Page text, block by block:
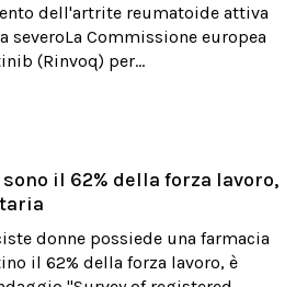
dell'artrite reumatoide attiva
severoLa Commissione europea
(Rinvoq) per...
il 62% della forza lavoro,
donne possiede una farmacia
il 62% della forza lavoro, è